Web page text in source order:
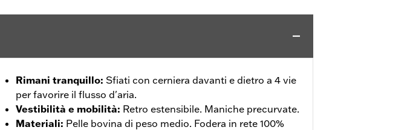
Rimani tranquillo: Sfiati con cerniera davanti e dietro a 4 vie
per favorire il flusso d'aria.
Vestibilità e mobilità: Retro estensibile. Maniche precurvate.
Materiali: Pelle bovina di peso medio. Fodera in rete 100%